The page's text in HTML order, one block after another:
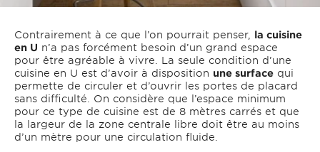
Contrairement à ce que l’on pourrait penser, la cuisine
en U n’a pas forcément besoin d’un grand espace
pour être agréable à vivre. La seule condition d’une
cuisine en U est d’avoir à disposition une surface qui
permette de circuler et d’ouvrir les portes de placard
sans difficulté. On considère que l’espace minimum
pour ce type de cuisine est de 8 mètres carrés et que
la largeur de la zone centrale libre doit être au moins
d’un mètre pour une circulation fluide.